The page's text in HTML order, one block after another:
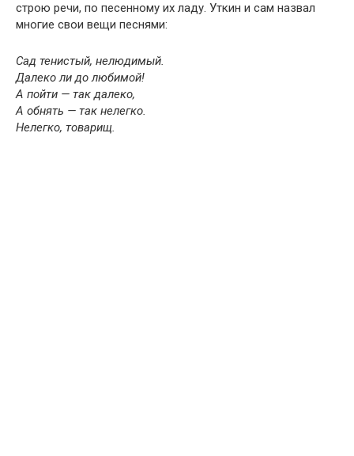
строю речи, по песенному их ладу. Уткин и сам назвал
многие свои вещи песнями:
Сад тенистый, нелюдимый.
Далеко ли до любимой!
А пойти — так далеко,
А обнять — так нелегко.
Нелегко, товарищ.